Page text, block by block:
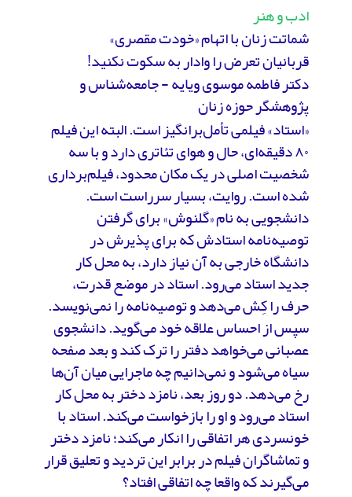
ادب و هنر
شماتت زنان با اتهام «خودت مقصری»
قربانیان تعرض را وادار به سکوت نکنید!
دکتر فاطمه موسوی ویایه - جامعه‌شناس و
پژوهشگر حوزه زنان
«استاد» فیلمی تأمل‌برانگیز است. البته این فیلم
۸۰ دقیقه‌ای، حال و هوای تئاتری دارد و با سه
شخصیت اصلی در یک مکان محدود، فیلم‌برداری
شده است. روایت، بسیار سرراست است.
دانشجویی به نام «گلنوش» برای گرفتن
توصیه‌نامه استادش که برای پذیرش در
دانشگاه خارجی به آن نیاز دارد، به محل کار
جدید استاد می‌رود. استاد در موضع قدرت،
حرف را کِش می‌دهد و توصیه‌نامه را نمی‌نویسد.
سپس از احساس علاقه خود می‌گوید. دانشجوی
عصبانی می‌خواهد دفتر را ترک کند و بعد صفحه
سیاه می‌شود و نمی‌دانیم چه ماجرایی میان آن‌ها
رخ می‌دهد. دو روز بعد، نامزد دختر به محل کار
استاد می‌رود و او را بازخواست می‌کند. استاد با
خونسردی هر اتفاقی را انکار می‌کند؛ نامزد دختر
و تماشاگران فیلم در برابر این تردید و تعلیق قرار
می‌گیرند که واقعا چه اتفاقی افتاد؟